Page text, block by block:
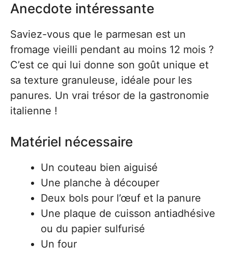
Anecdote intéressante
Saviez-vous que le parmesan est un
fromage vieilli pendant au moins 12 mois ?
C’est ce qui lui donne son goût unique et
sa texture granuleuse, idéale pour les
panures. Un vrai trésor de la gastronomie
italienne !
Matériel nécessaire
Un couteau bien aiguisé
Une planche à découper
Deux bols pour l’œuf et la panure
Une plaque de cuisson antiadhésive
ou du papier sulfurisé
Un four